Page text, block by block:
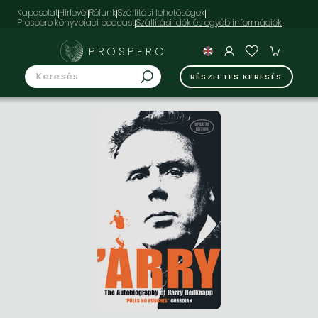
KapcsolatHírlevélRólunkSzállítási lehetőségek
Prospero könyvpiaci podcast
PROSPERO
RÉSZLETES KERESÉS